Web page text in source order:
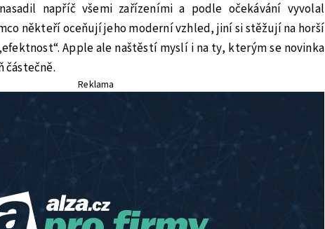
napříč všemi zařízeními a podle očekávání vyvolal
někteří oceňují jeho moderní vzhled, jiní si stěžují na horší
Apple ale naštěstí myslí i na ty, kterým se novinka
částečně.
Reklama